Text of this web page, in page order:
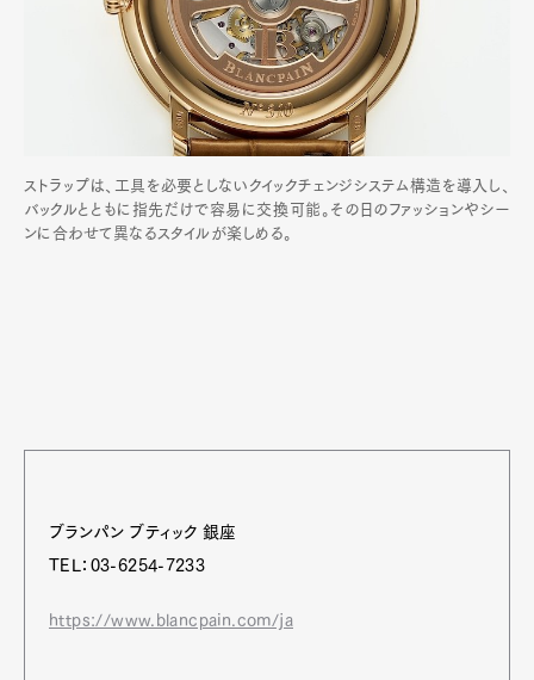
ストラップは、工具を必要としないクイックチェンジシステム構造を導入し、
バックルとともに指先だけで容易に交換可能。その日のファッションやシー
ンに合わせて異なるスタイルが楽しめる。
ブランパン ブティック 銀座
TEL：03-6254-7233
https://www.blancpain.com/ja